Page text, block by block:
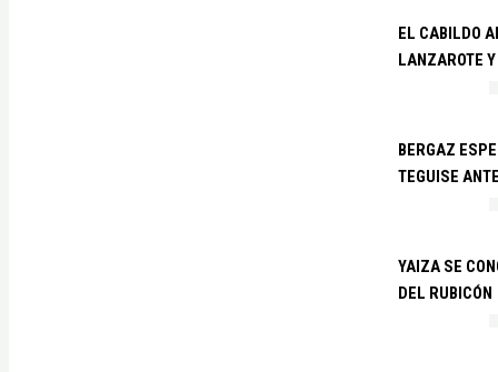
EL CABILDO
LANZAROTE
BERGAZ
TEGUISE
YAIZA SE
DEL RUBICÓN